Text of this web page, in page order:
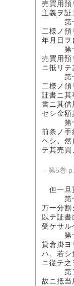
売買用預
主義ヲ証
第十
二様ノ預
年月日ヲ
第十
売買用預
ニ抵リ
第十
二様ノ預
証書ニ其
書ニ其借
セシ金額
第十
前条ノ手
ヘシ、然
テ其売買
- 第5巻
但一旦
第十
万一分割
以テ証
受ケサル
第十
貸倉掛ヨ
ハ、若シ
ニ従テ
第二
故ニ抵当